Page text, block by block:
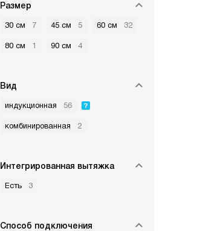
Размер
30 см 7 45 см 5 60 см 32
80 см 1 90 см 4
Вид
индукционная 56
комбинированная 2
Интегрированная вытяжка
Есть 3
Способ подключения